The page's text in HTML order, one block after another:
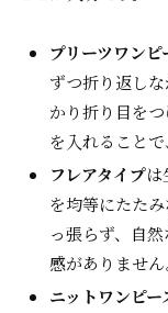
プリーツワンピ
ずつ折り返し
かり折り目を
を入れることで
フレアタイプ
を均等にたた
っ張らず、自
感がありません
ニットワンピー